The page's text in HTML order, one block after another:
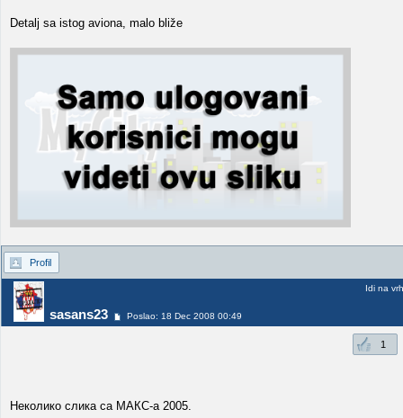
Detalj sa istog aviona, malo bliže
Profil
sasans23 Poslao: 18 Dec 2008 00:49
Idi na vrh
1
Неколико слика са МАКС-а 2005.